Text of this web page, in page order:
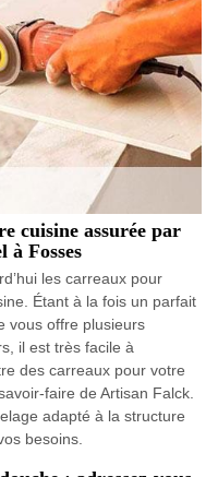
cuisine assurée par
Fosses
les carreaux pour
Étant à la fois un parfait
vous offre plusieurs
il est très facile à
des carreaux pour votre
faire de Artisan Falck.
adapté à la structure
besoins.